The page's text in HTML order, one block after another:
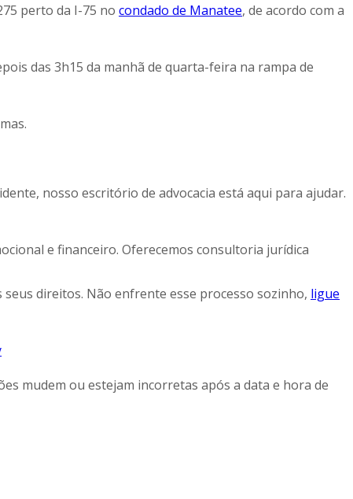
perto da I-75 no condado de Manatee, de acordo com a
das 3h15 da manhã de quarta-feira na rampa de
nosso escritório de advocacia está aqui para ajudar.
e financeiro. Oferecemos consultoria jurídica
direitos. Não enfrente esse processo sozinho, ligue
mudem ou estejam incorretas após a data e hora de